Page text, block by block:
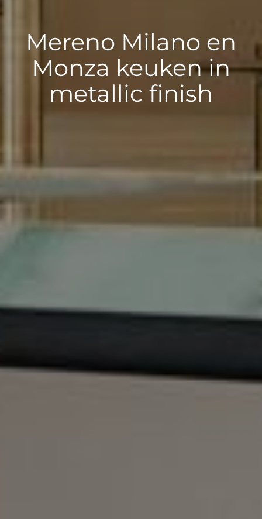
Mereno Milano en
Monza keuken in
metallic finish